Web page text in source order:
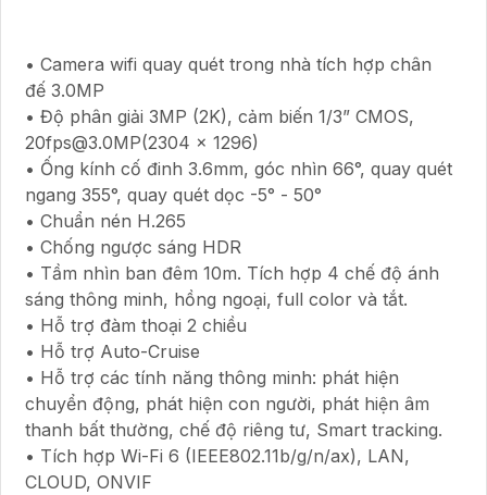
• Camera wifi quay quét trong nhà tích hợp chân
đế 3.0MP
• Độ phân giải 3MP (2K), cảm biến 1/3” CMOS,
20fps@3.0MP(2304 x 1296)
• Ống kính cố đinh 3.6mm, góc nhìn 66°, quay quét
ngang 355°, quay quét dọc -5° - 50°
• Chuẩn nén H.265
• Chống ngược sáng HDR
• Tầm nhìn ban đêm 10m. Tích hợp 4 chế độ ánh
sáng thông minh, hồng ngoại, full color và tắt.
• Hỗ trợ đàm thoại 2 chiều
• Hỗ trợ Auto-Cruise
• Hỗ trợ các tính năng thông minh: phát hiện
chuyển động, phát hiện con người, phát hiện âm
thanh bất thường, chế độ riêng tư, Smart tracking.
• Tích hợp Wi-Fi 6 (IEEE802.11b/g/n/ax), LAN,
CLOUD, ONVIF